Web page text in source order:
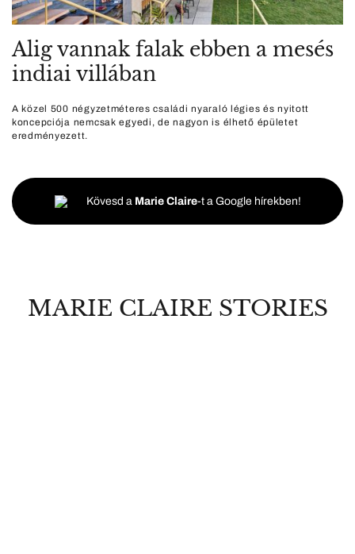
Alig vannak falak ebben a mesés
indiai villában
A közel 500 négyzetméteres családi nyaraló légies és nyitott
koncepciója nemcsak egyedi, de nagyon is élhető épületet
eredményezett.
Kövesd a Marie Claire-t a Google hírekben!
MARIE CLAIRE STORIES